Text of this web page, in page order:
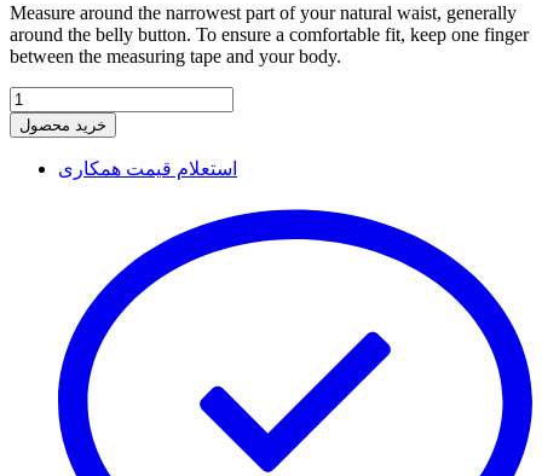
Measure around the narrowest part of your natural waist, generally
around the belly button. To ensure a comfortable fit, keep one finger
between the measuring tape and your body.
خرید محصول
استعلام قیمت همکاری